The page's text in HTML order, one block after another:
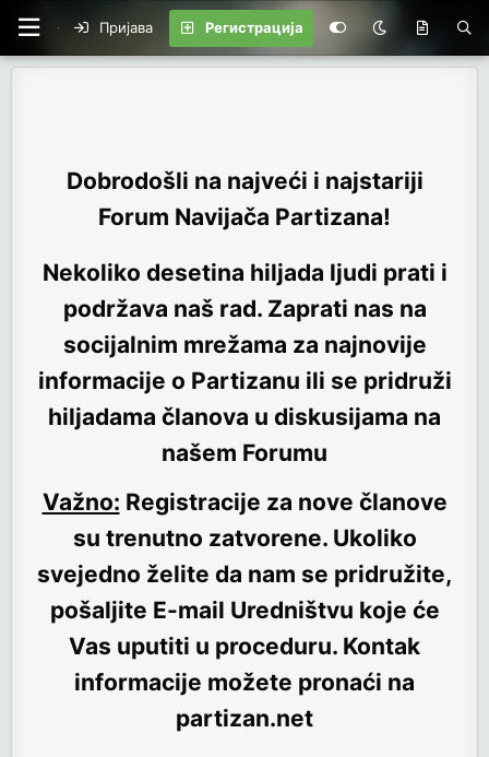
Пријава Регистрација
Dobrodošli na najveći i najstariji
Forum Navijača Partizana!
Nekoliko desetina hiljada ljudi prati i
podržava naš rad. Zaprati nas na
socijalnim mrežama za najnovije
informacije o Partizanu ili se pridruži
hiljadama članova u diskusijama na
našem Forumu
Važno: Registracije za nove članove
su trenutno zatvorene. Ukoliko
svejedno želite da nam se pridružite,
pošaljite E-mail Uredništvu koje će
Vas uputiti u proceduru. Kontak
informacije možete pronaći na
partizan.net